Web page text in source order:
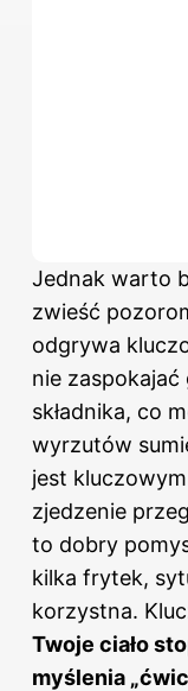
Jednak warto
zwieść
odgrywa
nie zaspokajać
składnika, co
wyrzutów
jest
zjedzenie
to dobry
kilka frytek,
korzystna.
Twoje ciało
myślenia